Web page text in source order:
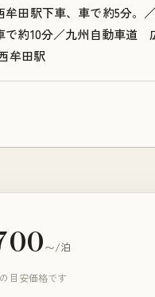
牟田駅下車、車で約5分。
で約10分／九州自動車道
牟田駅
〜/泊
目安価格です